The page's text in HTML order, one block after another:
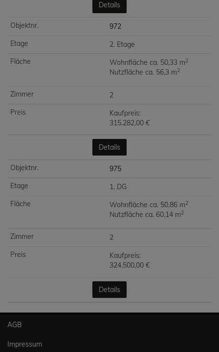
Details
972
2. Etage
Wohnfläche ca. 50,33 m2
Nutzfläche ca. 56,3 m2
2
Kaufpreis:
315.282,00 €
Details
975
1. DG
Wohnfläche ca. 50,86 m2
Nutzfläche ca. 60,14 m2
2
Kaufpreis:
324.500,00 €
Details
AGB
Impressum